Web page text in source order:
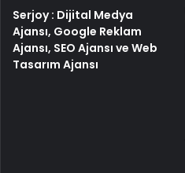
Serjoy : Dijital Medya
Ajansı, Google Reklam
Ajansı, SEO Ajansı ve Web
Tasarım Ajansı